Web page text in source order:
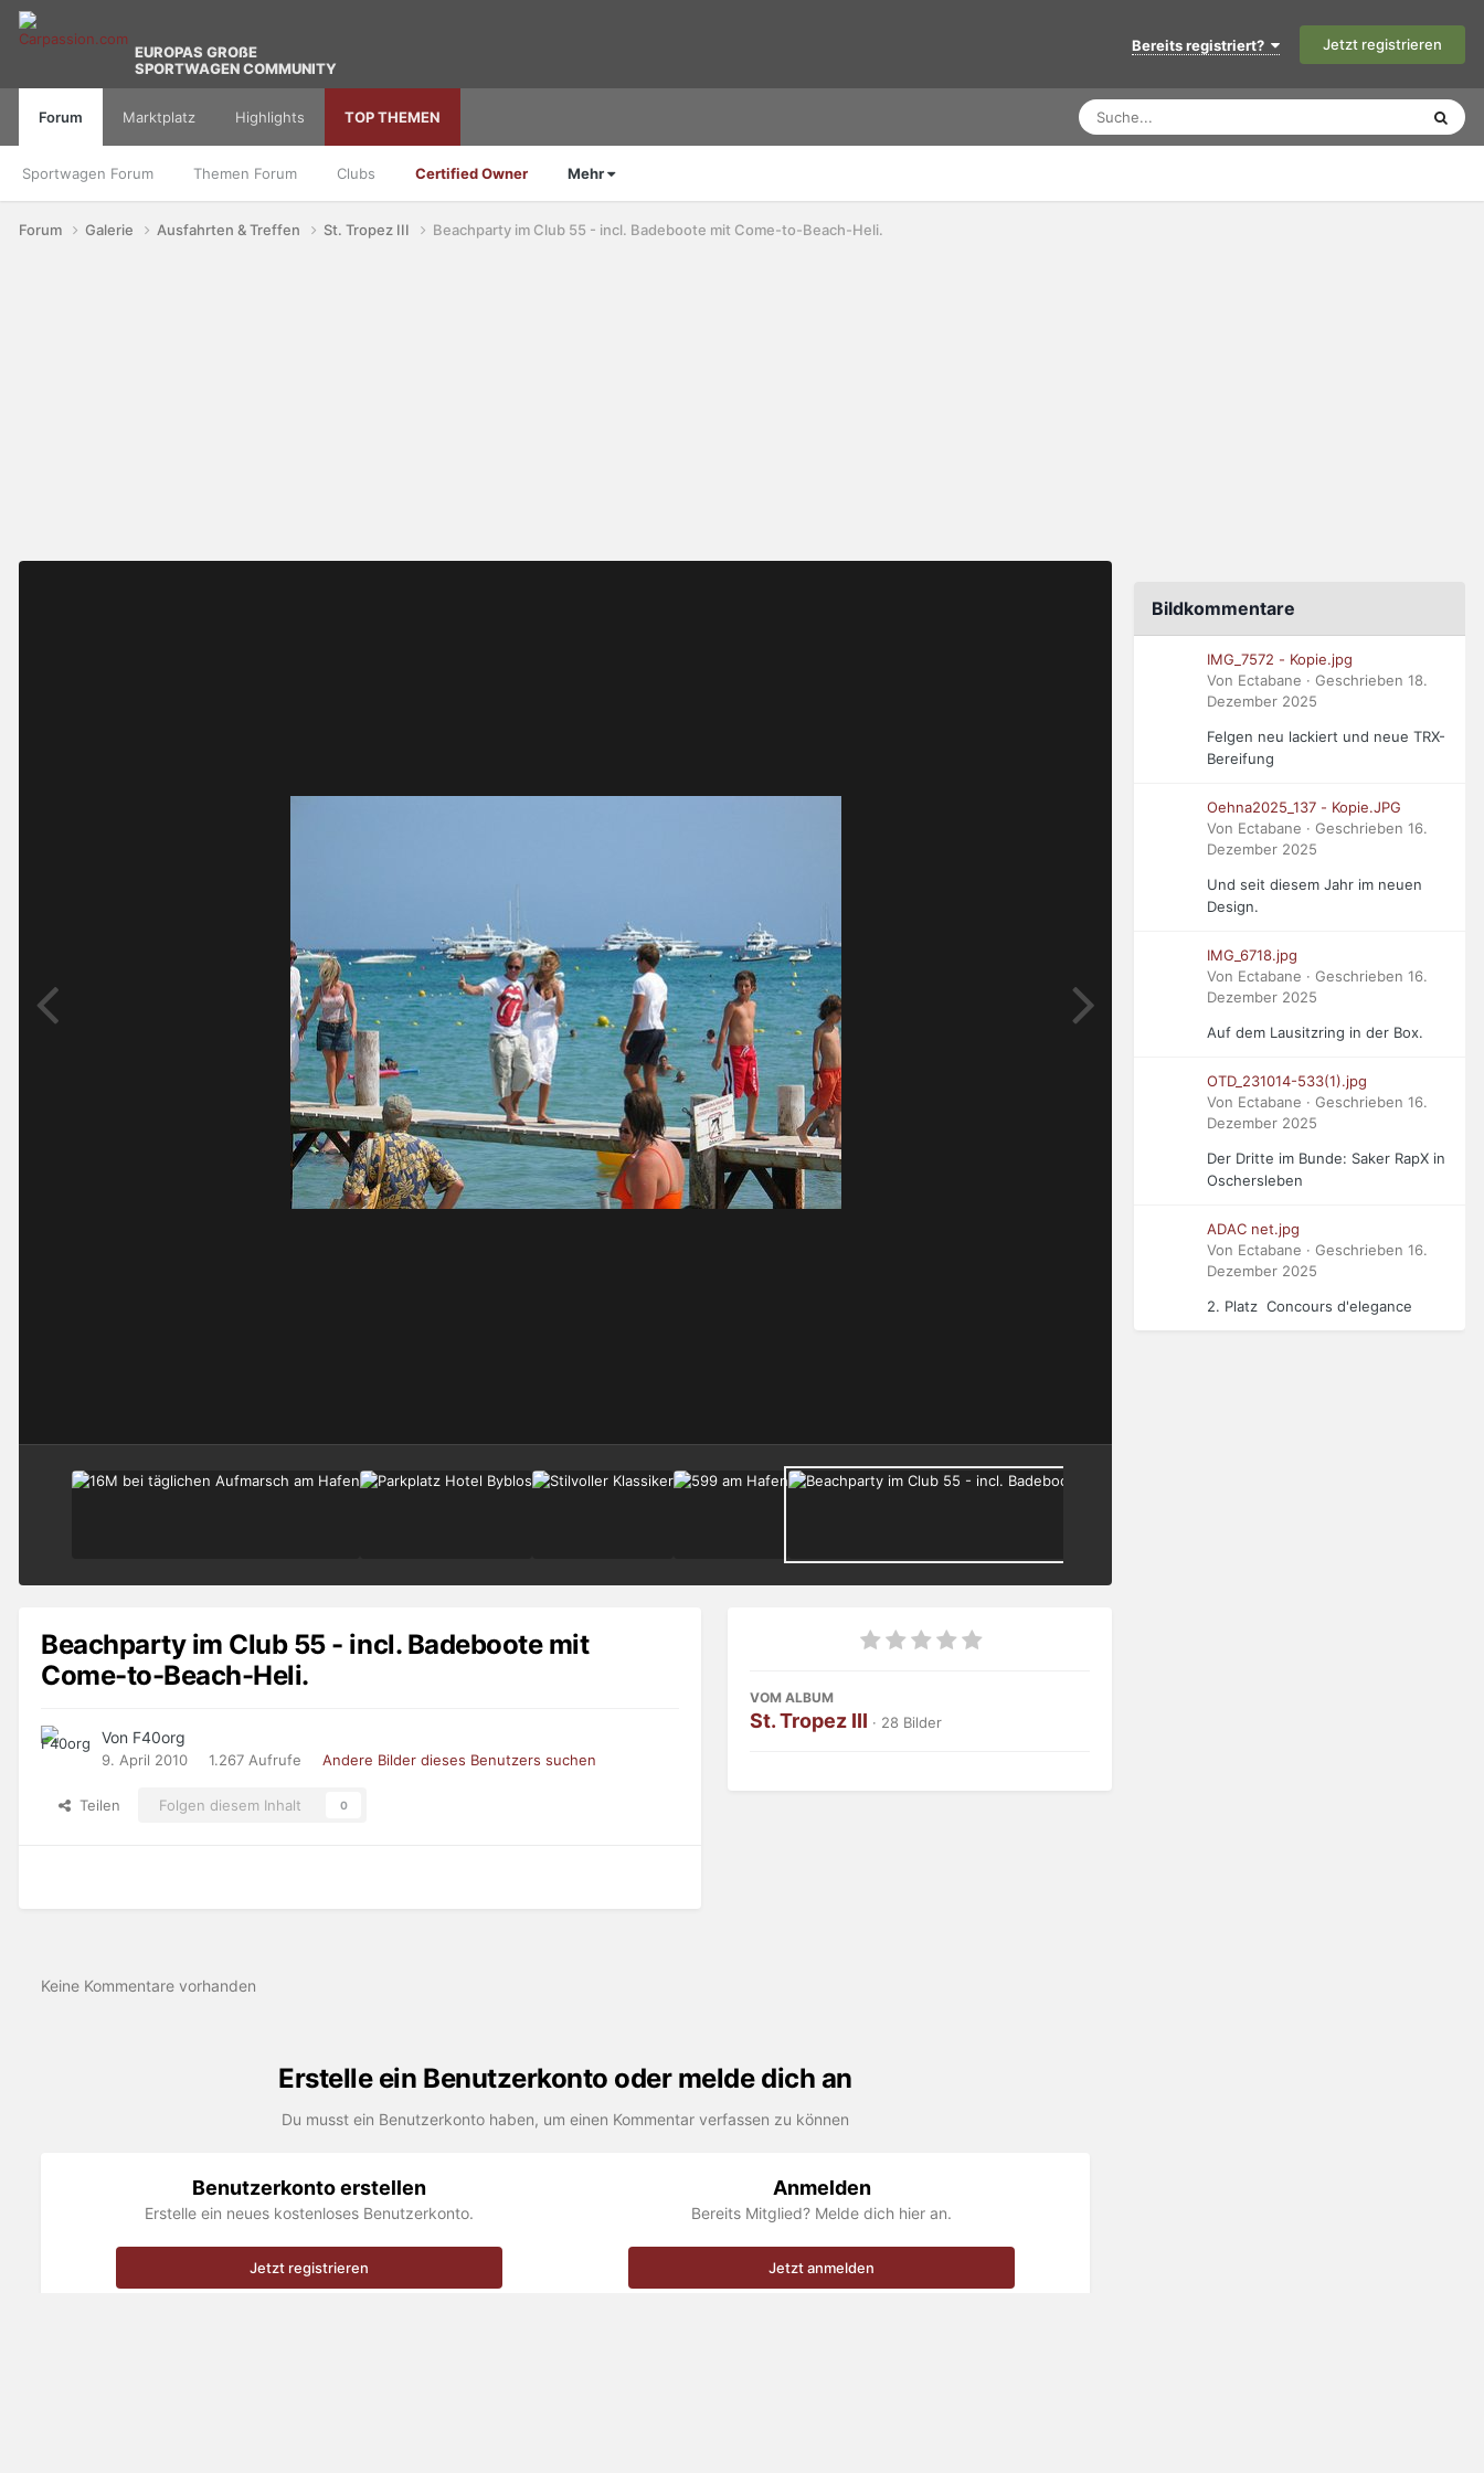
EUROPAS GROßE
SPORTWAGEN COMMUNITY
Bereits registriert? Jetzt registrieren
Forum
Sportwagen Forum Themen Forum Clubs Certified Owner Mehr
Marktplatz Highlights TOP THEMEN
Forum Galerie Ausfahrten & Treffen St. Tropez III Beachparty im Club 55 - incl. Badeboote mit Come-to-Beach-Heli.
Beachparty im Club 55 - incl. Badeboote mit
Come-to-Beach-Heli.
Von F40org
9. April 2010 1.267 Aufrufe Andere Bilder dieses Benutzers suchen
Teilen Folgen diesem Inhalt 0
VOM ALBUM
St. Tropez III · 28 Bilder
Keine Kommentare vorhanden
Erstelle ein Benutzerkonto oder melde dich an
Du musst ein Benutzerkonto haben, um einen Kommentar verfassen zu können
Benutzerkonto erstellen
Erstelle ein neues kostenloses Benutzerkonto.
Jetzt registrieren
Anmelden
Bereits Mitglied? Melde dich hier an.
Jetzt anmelden
Bildkommentare
IMG_7572 - Kopie.jpg
Von Ectabane · Geschrieben 18.
Dezember 2025
Felgen neu lackiert und neue TRX-
Bereifung
Oehna2025_137 - Kopie.JPG
Von Ectabane · Geschrieben 16.
Dezember 2025
Und seit diesem Jahr im neuen
Design.
IMG_6718.jpg
Von Ectabane · Geschrieben 16.
Dezember 2025
Auf dem Lausitzring in der Box.
OTD_231014-533(1).jpg
Von Ectabane · Geschrieben 16.
Dezember 2025
Der Dritte im Bunde: Saker RapX in
Oschersleben
ADAC net.jpg
Von Ectabane · Geschrieben 16.
Dezember 2025
2. Platz Concours d'elegance